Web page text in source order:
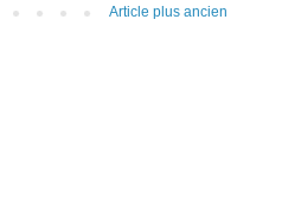
Article plus ancien